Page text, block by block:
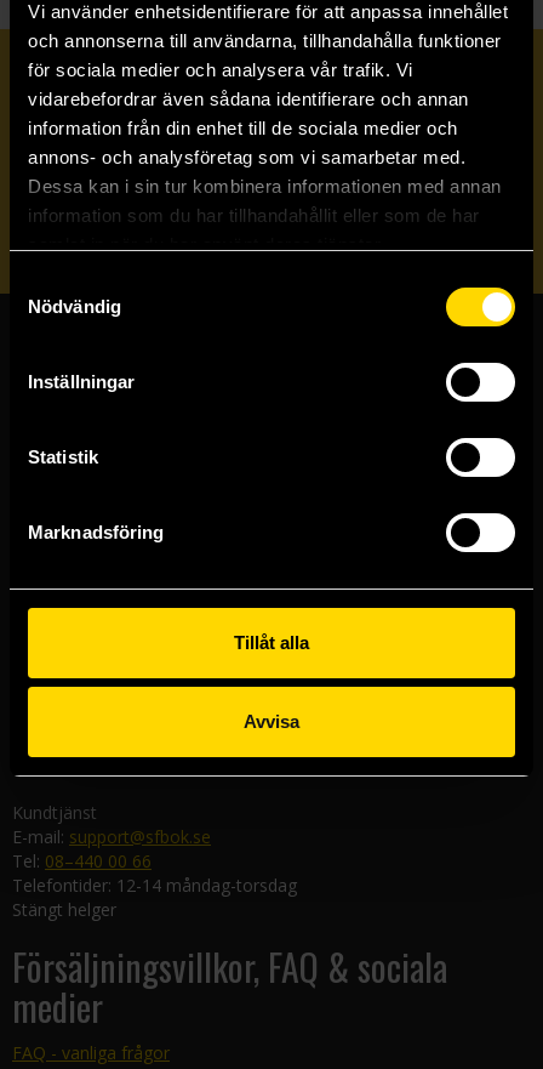
Vi använder enhetsidentifierare för att anpassa innehållet
och annonserna till användarna, tillhandahålla funktioner
för sociala medier och analysera vår trafik. Vi
vidarebefordrar även sådana identifierare och annan
information från din enhet till de sociala medier och
annons- och analysföretag som vi samarbetar med.
Dessa kan i sin tur kombinera informationen med annan
information som du har tillhandahållit eller som de har
Nödvändig
Inställningar
Statistik
Marknadsföring
Tillåt alla
Avvisa
Prenumerera på vårt nyhetsbrev
Veckobrevet
Skicka
Butiker & kundtjänst
Västerlånggatan 48
Göteborgsbutiken
Kungsgatan 19
Malmöbutiken
582 19 Linköping
Kundtjänst
E-mail: support@sfbok.se
Tel: 08–440 00 66
Telefontider: 12-14 måndag-torsdag
Stängt helger
Försäljningsvillkor, FAQ & sociala
medier
FAQ - vanliga frågor